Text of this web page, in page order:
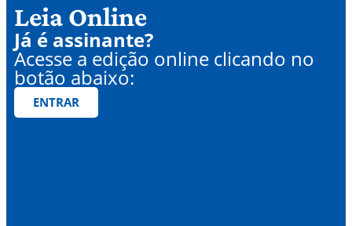
Leia Online
Já é assinante?
Acesse a edição online clicando no
botão abaixo:
ENTRAR